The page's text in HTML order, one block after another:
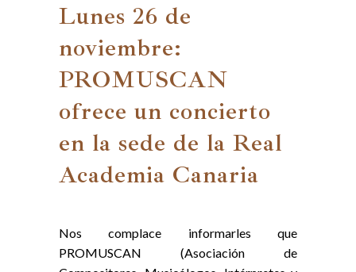
Lunes 26 de
noviembre:
PROMUSCAN
ofrece un concierto
en la sede de la Real
Academia Canaria
Nos complace informarles que
PROMUSCAN (Asociación de